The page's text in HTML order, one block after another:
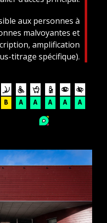
aux personnes à
malvoyantes et
amplification
titrage spécifique).